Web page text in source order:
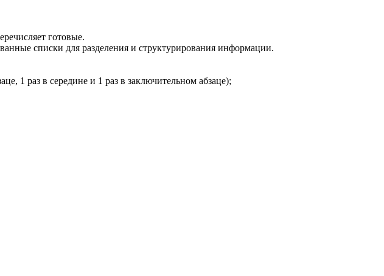
готовые.
списки для разделения и структурирования информации.
1 раз в середине и 1 раз в заключительном абзаце);